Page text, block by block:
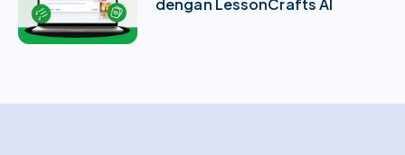
dengan LessonCrafts AI